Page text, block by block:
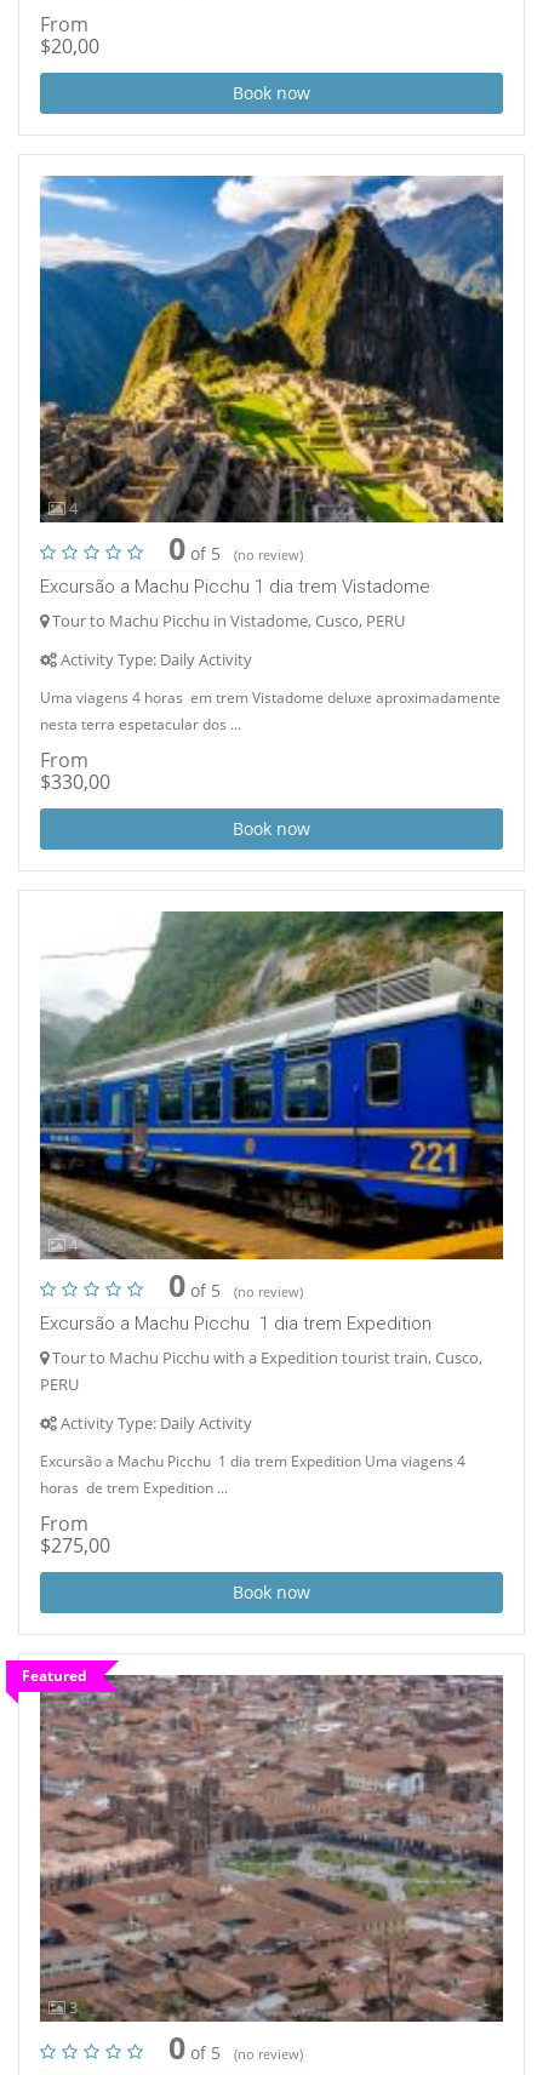
From
$20,00
Book now
4
0 of 5 (no review)
Excursão a Machu Picchu 1 dia trem Vistadome
Tour to Machu Picchu in Vistadome, Cusco, PERU
Activity Type: Daily Activity
Uma viagens 4 horas em trem Vistadome deluxe aproximadamente
nesta terra espetacular dos ...
From
$330,00
Book now
4
0 of 5 (no review)
Excursão a Machu Picchu 1 dia trem Expedition
Tour to Machu Picchu with a Expedition tourist train, Cusco,
PERU
Activity Type: Daily Activity
Excursão a Machu Picchu 1 dia trem Expedition Uma viagens 4
horas de trem Expedition ...
From
$275,00
Book now
Featured
3
0 of 5 (no review)